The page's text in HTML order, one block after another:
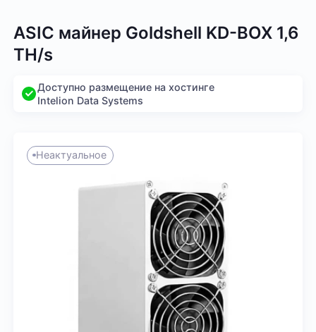
ASIC майнер Goldshell KD-BOX 1,6
TH/s
Доступно размещение на хостинге
Intelion Data Systems
Неактуальное